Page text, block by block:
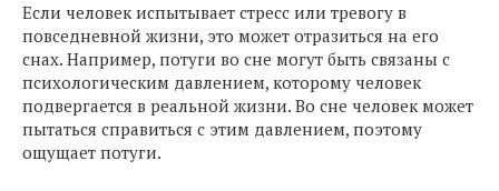
Если человек испытывает стресс или тревогу в
повседневной жизни, это может отразиться на его
снах. Например, потуги во сне могут быть связаны с
психологическим давлением, которому человек
подвергается в реальной жизни. Во сне человек может
пытаться справиться с этим давлением, поэтому
ощущает потуги.